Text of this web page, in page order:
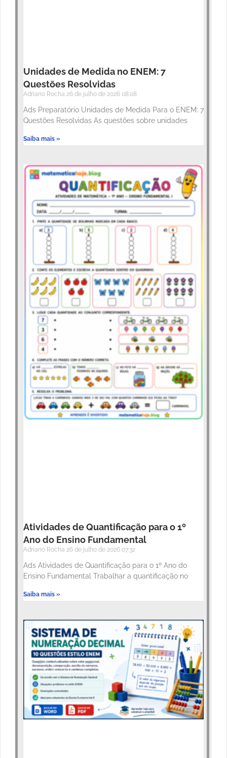
Unidades de Medida no ENEM: 7
Questões Resolvidas
Adriano Rocha 26 de julho de 2026 08:08
Ads Preparatório Unidades de Medida Para o ENEM: 7
Questões Resolvidas As questões sobre unidades
Saiba mais »
Atividades de Quantificação para o 1º
Ano do Ensino Fundamental
Adriano Rocha 26 de julho de 2026 07:32
Ads Atividades de Quantificação para o 1º Ano do
Ensino Fundamental Trabalhar a quantificação no
Saiba mais »